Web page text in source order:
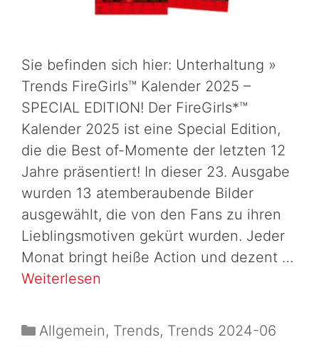
Sie befinden sich hier: Unterhaltung »
Trends FireGirls™ Kalender 2025 –
SPECIAL EDITION! Der FireGirls*™
Kalender 2025 ist eine Special Edition,
die die Best of-Momente der letzten 12
Jahre präsentiert! In dieser 23. Ausgabe
wurden 13 atemberaubende Bilder
ausgewählt, die von den Fans zu ihren
Lieblingsmotiven gekürt wurden. Jeder
Monat bringt heiße Action und dezent …
Weiterlesen
Allgemein, Trends, Trends 2024-06